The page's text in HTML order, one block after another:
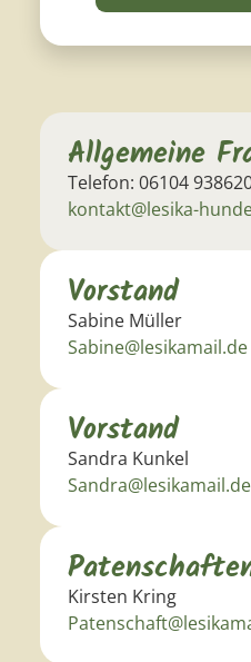
Allgemeine
Telefon: 06104
kontakt@lesika-
Vorstand
Sabine Müller
Sabine@lesikamail.de
Vorstand
Sandra Kunkel
Sandra@lesikamail.de
Kirsten Kring